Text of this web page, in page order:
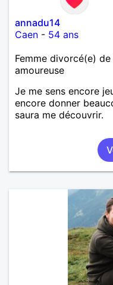
annadu14
Caen - 54 ans
Femme divorcé(e)
amoureuse
Je me sens encore
encore donner
saura me découvrir.